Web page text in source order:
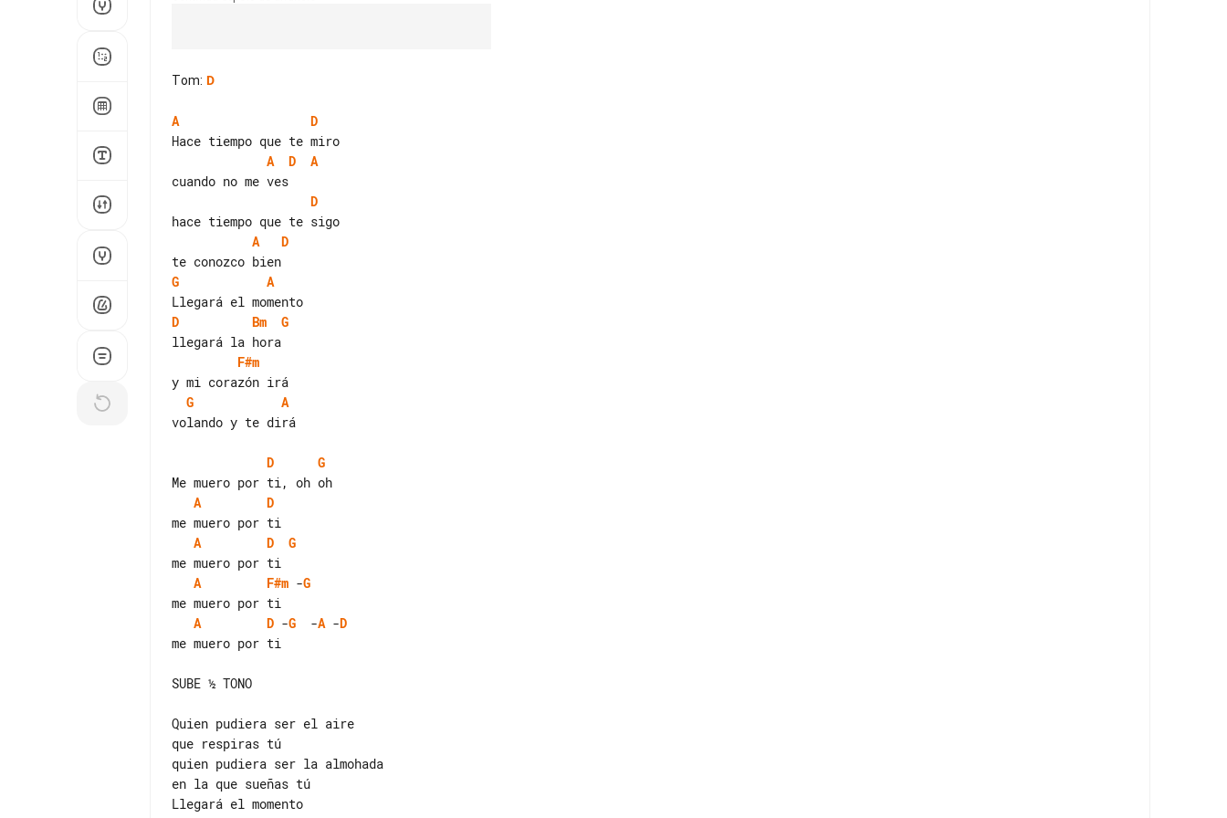
Tom: D
A
D
A
D
A
D
A
D
G
A
D
Bm
G
F#m
G
A
volando y te dirá
D
G
A
D
A
D
G
A
F#m -G
A
D -G
  -
A -D
me muero por ti
SUBE ½ TONO
Quien pudiera ser el aire
que respiras tú
quien pudiera ser la almohada
en la que sueñas tú
Llegará el momento